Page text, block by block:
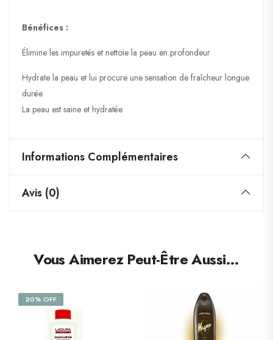
Bénéfices :
Élimine les impuretés et nettoie la peau en profondeur
Hydrate la peau et lui procure une sensation de fraîcheur longue
durée
La peau est saine et hydratée
Informations Complémentaires
Avis (0)
Vous Aimerez Peut-Être Aussi…
20% OFF